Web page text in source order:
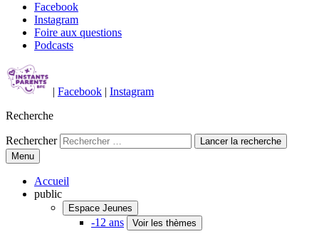
Facebook
Instagram
Foire aux questions
Podcasts
| Facebook | Instagram
Recherche
Rechercher
Lancer la recherche
Menu
Accueil
public
Espace Jeunes
-12 ans Voir les thèmes